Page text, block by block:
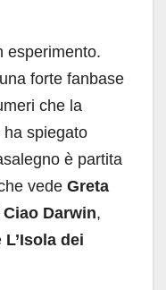
esperimento.
forte fanbase
che la
ha spiegato
è partita
vede Greta
Ciao Darwin,
L’Isola dei